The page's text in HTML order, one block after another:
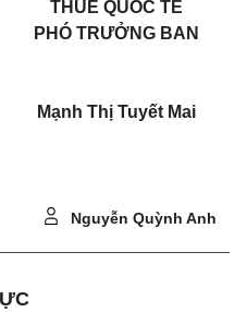
THUẾ QUỐC TẾ
PHÓ TRƯỞNG BAN
Mạnh Thị Tuyết Mai
Nguyễn Quỳnh Anh